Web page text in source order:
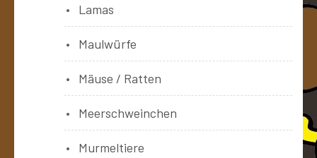
Lamas
Maulwürfe
Mäuse / Ratten
Meerschweinchen
Murmeltiere